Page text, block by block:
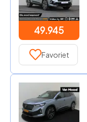
49.945
Favoriet